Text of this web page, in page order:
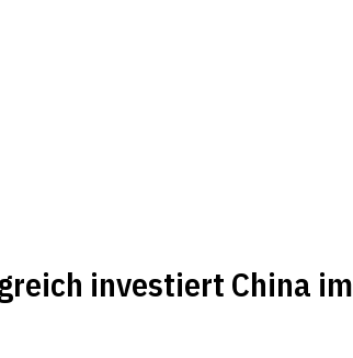
investiert China im